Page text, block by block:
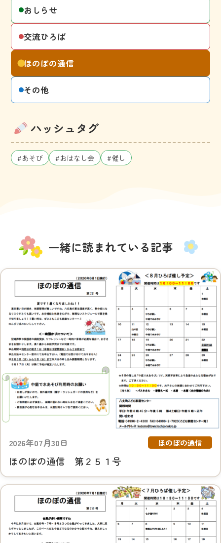
おしらせ
交流ひろば
ほのぼの通信
その他
ハッシュタグ
#あそび #おはなし会 #催し
一緒に読まれている記事
2026年07月30日 ほのぼの通信
ほのぼの通信 第２５１号